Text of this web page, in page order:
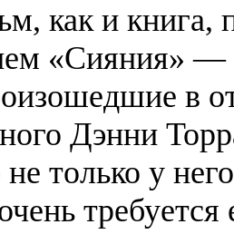
как и книга,
«Сияния» —
в
Дэнни
только у